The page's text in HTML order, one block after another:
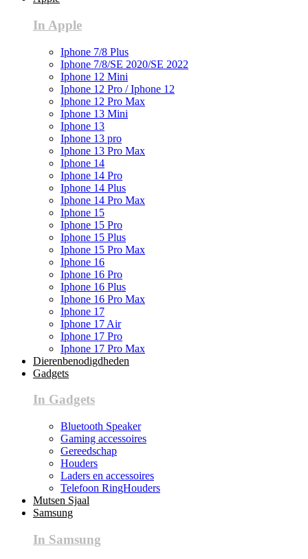
In Apple
Iphone 7/8 Plus
Iphone 7/8/SE 2020/SE 2022
Iphone 12 Mini
Iphone 12 Pro / Iphone 12
Iphone 12 Pro Max
Iphone 13 Mini
Iphone 13
Iphone 13 pro
Iphone 13 Pro Max
Iphone 14
Iphone 14 Pro
Iphone 14 Plus
Iphone 14 Pro Max
Iphone 15
Iphone 15 Pro
Iphone 15 Plus
Iphone 15 Pro Max
Iphone 16
Iphone 16 Pro
Iphone 16 Plus
Iphone 16 Pro Max
Iphone 17
Iphone 17 Air
Iphone 17 Pro
Iphone 17 Pro Max
Dierenbenodigdheden
Gadgets
In Gadgets
Bluetooth Speaker
Gaming accessoires
Gereedschap
Houders
Laders en accessoires
Telefoon RingHouders
Mutsen Sjaal
Samsung
In Samsung